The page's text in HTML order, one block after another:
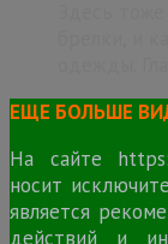
ЕЩЕ БОЛЬШЕ
На сайте
носит
является
действий и